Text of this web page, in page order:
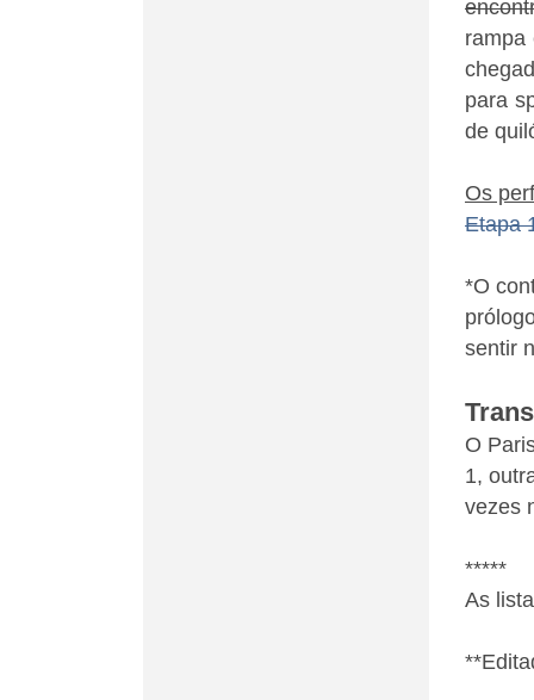
rampa
para
de
Os
Etapa
*O
sentir
O
1,
vezes
*****
As